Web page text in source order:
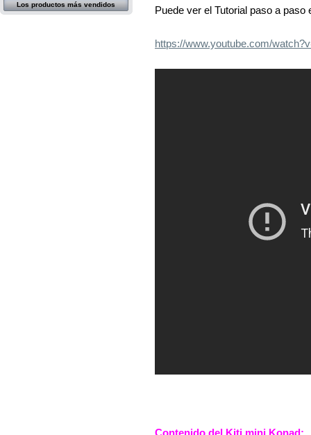
Los productos más vendidos Puede ver el Tutorial paso a paso
https://www.youtube.com/
Contenido del Kiti mini Konad: